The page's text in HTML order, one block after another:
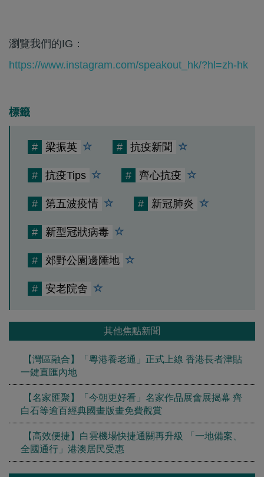
瀏覽我們的IG：
https://www.instagram.com/speakout_hk/?hl=zh-hk
標籤
# 梁振英 # 抗疫新聞
# 抗疫Tips # 齊心抗疫
# 第五波疫情 # 新冠肺炎
# 新型冠狀病毒
# 郊野公園邊陲地
# 安老院舍
其他焦點新聞
【灣區融合】「粵港養老通」正式上線 香港長者津貼
一鍵直匯內地
【名家匯聚】「今朝更好看」名家作品展會展揭幕 齊
白石等逾百經典國畫版畫免費觀賞
【高效便捷】白雲機場快捷通關再升級 「一地備案、
全國通行」港澳居民受惠